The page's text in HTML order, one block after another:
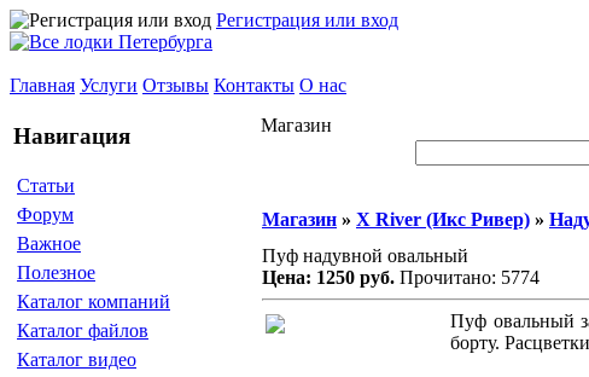
Регистрация или вход
Главная Услуги Отзывы Контакты О нас
Навигация
Статьи
Форум
Важное
Полезное
Каталог компаний
Каталог файлов
Каталог видео
Магазин
Магазин » X River (Икс Ривер) »
Пуф надувной овальный
Цена: 1250 руб. Прочитано: 5774
Пуф овальный
борту.